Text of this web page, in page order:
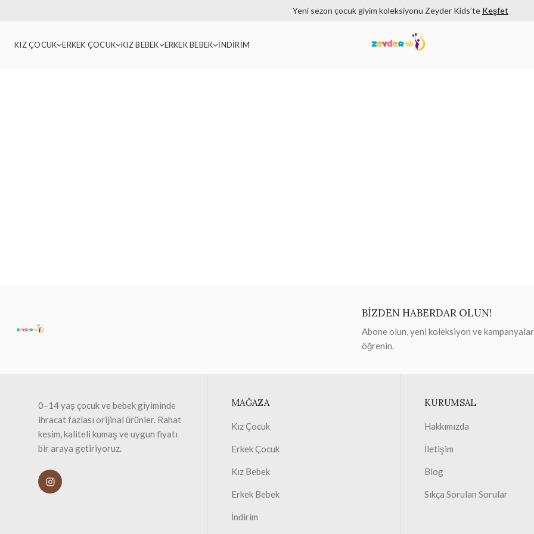
Yeni sezon çocuk giyim koleksiyonu Zeyder Kids’te Keşfet
KIZ ÇOCUK ERKEK ÇOCUK KIZ BEBEK ERKEK BEBEK İNDİRİM
BİZDEN HABERDAR OLUN!
Abone olun, yeni koleksiyon ve
öğrenin.
0–14 yaş çocuk ve bebek giyiminde
ihracat fazlası orijinal ürünler. Rahat
kesim, kaliteli kumaş ve uygun fiyatı
bir araya getiriyoruz.
MAĞAZA
Kız Çocuk
Erkek Çocuk
Kız Bebek
Erkek Bebek
İndirim
KURUMSAL
Hakkımızda
İletişim
Blog
Sıkça Sorulan Sorular